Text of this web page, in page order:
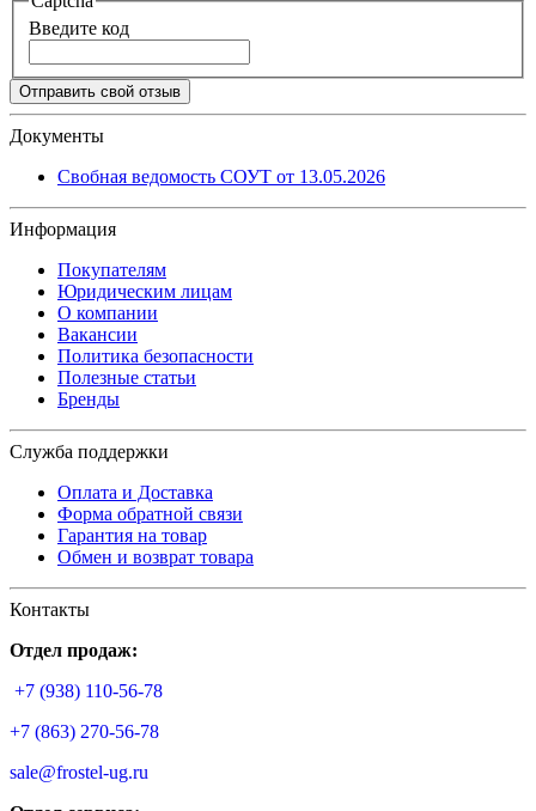
Введите код
Отправить свой отзыв
Документы
Свобная ведомость СОУТ от 13.05.2026
Информация
Покупателям
Юридическим лицам
О компании
Вакансии
Политика безопасности
Полезные статьи
Бренды
Служба поддержки
Оплата и Доставка
Форма обратной связи
Гарантия на товар
Обмен и возврат товара
Контакты
Отдел продаж:
+7 (938) 110-56-78
+7 (863) 270-56-78
sale@frostel-ug.ru